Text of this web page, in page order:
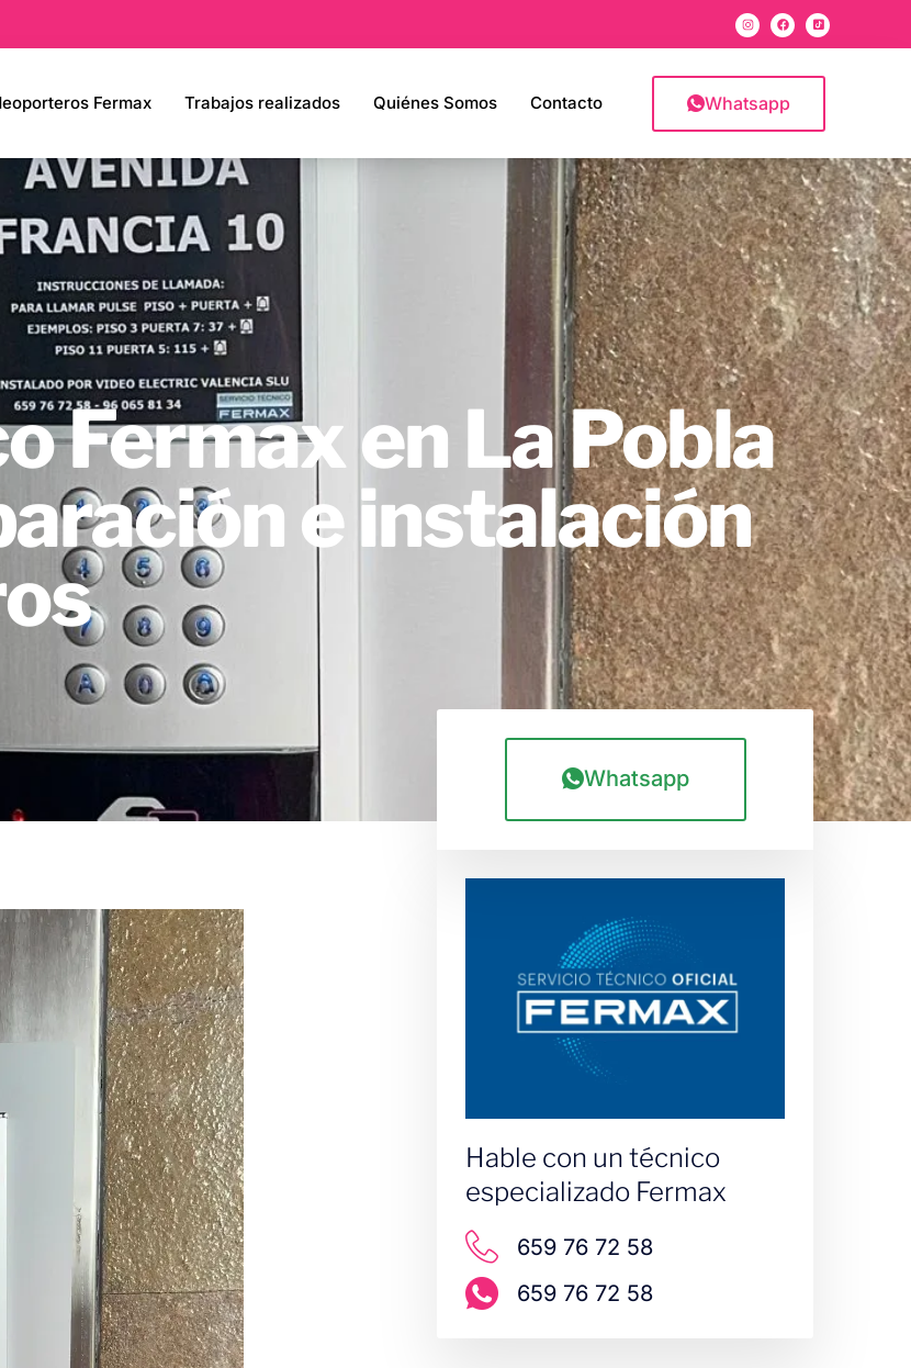
Fermax Trabajos realizados Quiénes Somos Contacto Whatsapp
Fermax en La Pobla
e instalación
Whatsapp
Hable con un técnico
especializado Fermax
659 76 72 58
659 76 72 58